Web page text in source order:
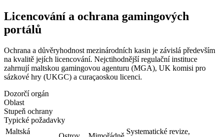
Licencování a ochrana gamingových
portálů
Ochrana a důvěryhodnost mezinárodních kasin je závislá především
na kvalitě jejích licencování. Nejctihodnější regulační instituce
zahrnují maltskou gamingovou agenturu (MGA), UK komisi pro
sázkové hry (UKGC) a curaçaoskou licenci.
Dozorčí orgán
Oblast
Stupeň ochrany
Typické požadavky
Maltská
Systematické revize,